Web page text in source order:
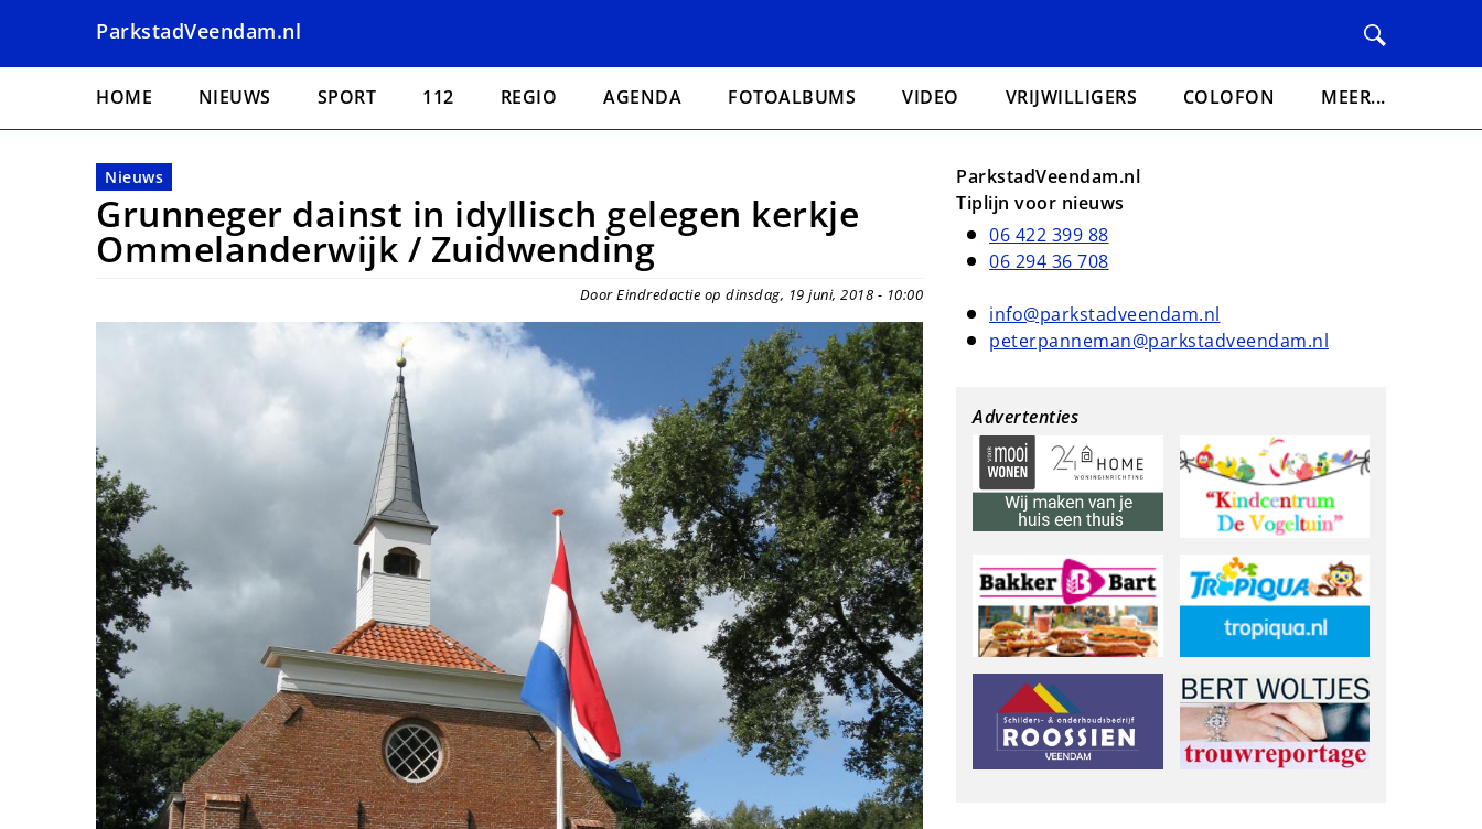
naar
ParkstadVeendam.nl
Hoofdnavigatie
HOME NIEUWS SPORT 112 REGIO AGENDA FOTOALBUMS VIDEO VRIJWILLIGERS COLOFON MEER...
Nieuws
Grunneger dainst in idyllisch gelegen kerkje
Ommelanderwijk / Zuidwending
Door Eindredactie op dinsdag, 19 juni, 2018 - 10:00
ParkstadVeendam.nl
Tiplijn voor nieuws
06 422 399 88
06 294 36 708
info@parkstadveendam.nl
peterpanneman@parkstadveendam.nl
Advertenties